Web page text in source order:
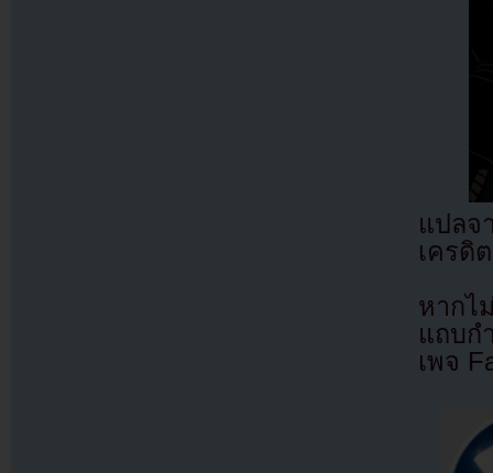
แปล
เครดิ
หากไ
แถบก
เพจ